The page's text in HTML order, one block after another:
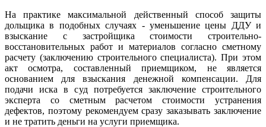
На практике максимальной действенный способ защиты
дольщика в подобных случаях - уменьшение цены ДДУ и
взыскание с застройщика стоимости строительно-
восстановительных работ и материалов согласно сметному
расчету (заключению строительного специалиста). При этом
акт осмотра, составленный приемщиком, не является
основанием для взыскания денежной компенсации. Для
подачи иска в суд потребуется заключение строительного
эксперта со сметным расчетом стоимости устранения
дефектов, поэтому рекомендуем сразу заказывать заключение
и не тратить деньги на услуги приемщика.